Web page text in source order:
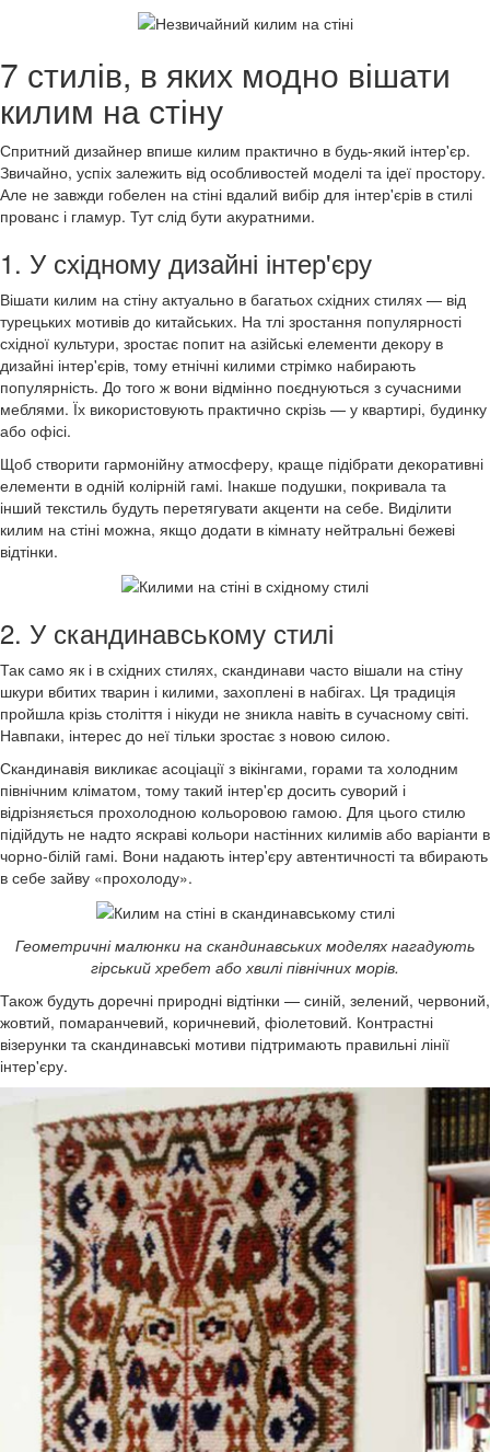
7 стилів, в яких модно вішати
килим на стіну
Спритний дизайнер впише килим практично в будь-який інтер'єр.
Звичайно, успіх залежить від особливостей моделі та ідеї простору.
Але не завжди гобелен на стіні вдалий вибір для інтер'єрів в стилі
прованс і гламур. Тут слід бути акуратними.
1. У східному дизайні інтер'єру
Вішати килим на стіну актуально в багатьох східних стилях — від
турецьких мотивів до китайських. На тлі зростання популярності
східної культури, зростає попит на азійські елементи декору в
дизайні інтер'єрів, тому етнічні килими стрімко набирають
популярність. До того ж вони відмінно поєднуються з сучасними
меблями. Їх використовують практично скрізь — у квартирі, будинку
або офісі.
Щоб створити гармонійну атмосферу, краще підібрати декоративні
елементи в одній колірній гамі. Інакше подушки, покривала та
інший текстиль будуть перетягувати акценти на себе. Виділити
килим на стіні можна, якщо додати в кімнату нейтральні бежеві
відтінки.
2. У скандинавському стилі
Так само як і в східних стилях, скандинави часто вішали на стіну
шкури вбитих тварин і килими, захоплені в набігах. Ця традиція
пройшла крізь століття і нікуди не зникла навіть в сучасному світі.
Навпаки, інтерес до неї тільки зростає з новою силою.
Скандинавія викликає асоціації з вікінгами, горами та холодним
північним кліматом, тому такий інтер'єр досить суворий і
відрізняється прохолодною кольоровою гамою. Для цього стилю
підійдуть не надто яскраві кольори настінних килимів або варіанти в
чорно-білій гамі. Вони надають інтер'єру автентичності та вбирають
в себе зайву «прохолоду».
Геометричні малюнки на скандинавських моделях нагадують
гірський хребет або хвилі північних морів.
Також будуть доречні природні відтінки — синій, зелений, червоний,
жовтий, помаранчевий, коричневий, фіолетовий. Контрастні
візерунки та скандинавські мотиви підтримають правильні лінії
інтер'єру.